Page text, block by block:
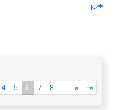
4 5 6 7 8 ... » ⇥